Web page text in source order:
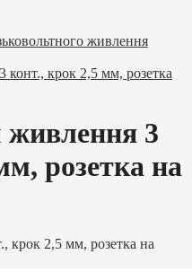
живлення
крок 2,5 мм, розетка
3
розетка на
крок 2,5 мм, розетка на